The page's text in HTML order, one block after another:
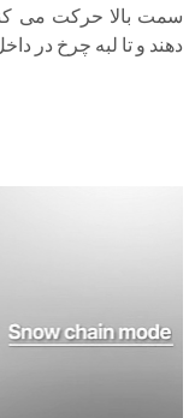
دهند و تا لبه چرخ در